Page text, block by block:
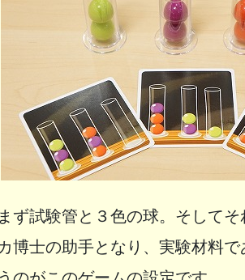
ず試験管と３色の球。そして
博士の助手となり、実験材料